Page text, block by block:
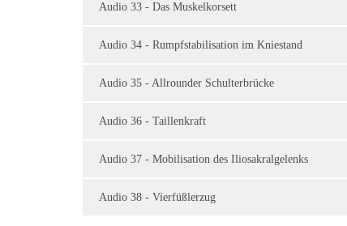
Audio 33 - Das Muskelkorsett
Audio 34 - Rumpfstabilisation im Kniestand
Audio 35 - Allrounder Schulterbrücke
Audio 36 - Taillenkraft
Audio 37 - Mobilisation des Iliosakralgelenks
Audio 38 - Vierfüßlerzug